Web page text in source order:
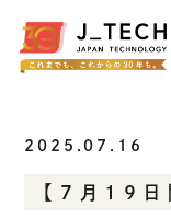
2025.07.16
【7月19日